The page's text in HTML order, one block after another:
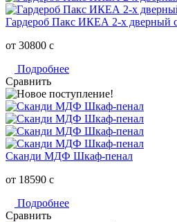
Гардероб Пакс ИКЕА 2-х дверный
от 30800 c
Подробнее
Сравнить
Сканди МДФ Шкаф-пенал
от 18590 c
Подробнее
Сравнить